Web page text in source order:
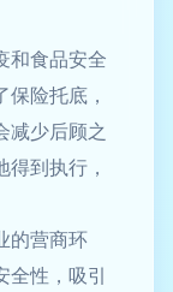
和食品安全
险托底，
减少后顾之
到执行，
的营商环
全性，吸引